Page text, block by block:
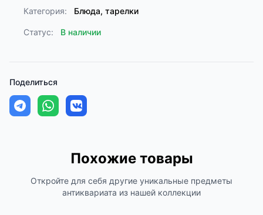
Категория: Блюда, тарелки
Статус: В наличии
Поделиться
Похожие товары
Откройте для себя другие уникальные предметы
антиквариата из нашей коллекции